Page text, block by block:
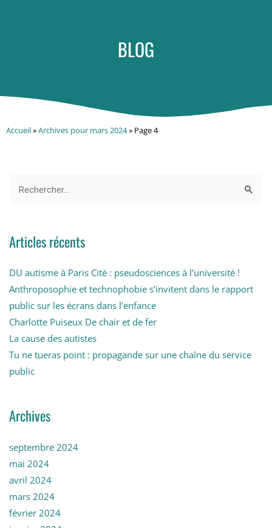
BLOG
Accueil»Archives pour mars 2024» Page 4
Articles récents
DU autisme à Paris Cité : pseudosciences à l’université !
Anthroposophie et technophobie s’invitent dans le rapport
public sur les écrans dans l’enfance
Charlotte Puiseux De chair et de fer
La cause des autistes
Tu ne tueras point : propagande sur une chaîne du service
public
Archives
septembre 2024
mai 2024
avril 2024
mars 2024
février 2024